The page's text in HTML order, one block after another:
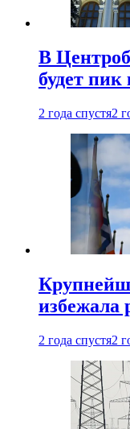
В
будет
2 года спустя2
избежала
2 года спустя2